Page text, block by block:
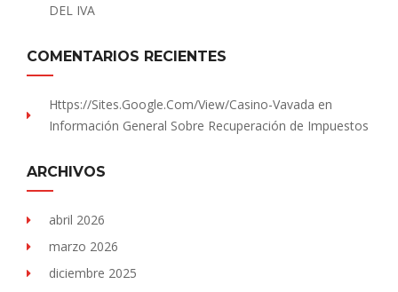
DEL IVA
COMENTARIOS RECIENTES
Https://sites.Google.com/view/Casino-Vavada en
Información General Sobre Recuperación de Impuestos
ARCHIVOS
abril 2026
marzo 2026
diciembre 2025